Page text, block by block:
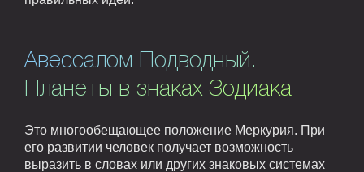
Авессалом Подводный.
Планеты в знаках Зодиака
Это многообещающее положение Меркурия. При
его развитии человек получает возможность
выразить в словах или других знаковых системах